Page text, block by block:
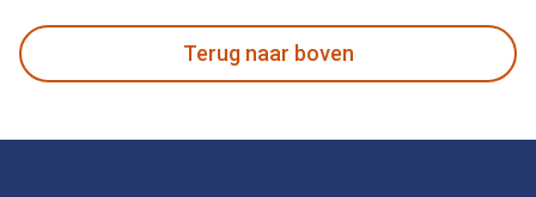
Terug naar boven